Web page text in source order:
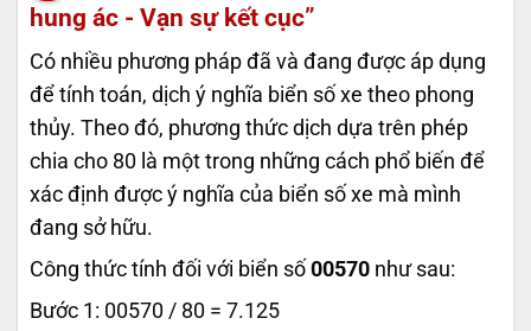
hung ác - Vạn sự kết cục”
Có nhiều phương pháp đã và đang được áp dụng
để tính toán, dịch ý nghĩa biển số xe theo phong
thủy. Theo đó, phương thức dịch dựa trên phép
chia cho 80 là một trong những cách phổ biến để
xác định được ý nghĩa của biển số xe mà mình
đang sở hữu.
Công thức tính đối với biển số 00570 như sau:
Bước 1: 00570 / 80 = 7.125